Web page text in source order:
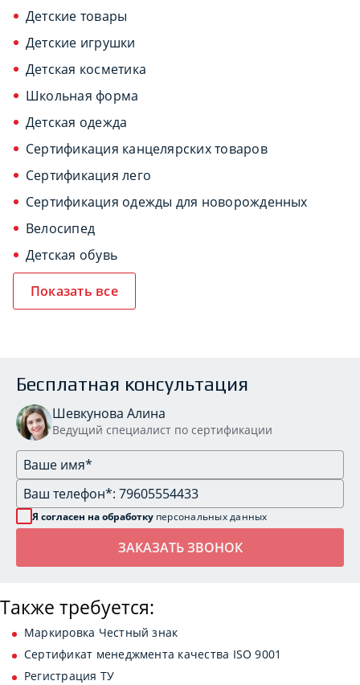
Детские товары
Детские игрушки
Детская косметика
Школьная форма
Детская одежда
Сертификация канцелярских товаров
Сертификация лего
Сертификация одежды для новорожденных
Велосипед
Детская обувь
Показать все
Бесплатная консультация
Шевкунова Алина
Ведущий специалист по сертификации
Я согласен на обработку персональных данных
Также требуется:
Маркировка Честный знак
Сертификат менеджмента качества ISO 9001
Регистрация ТУ